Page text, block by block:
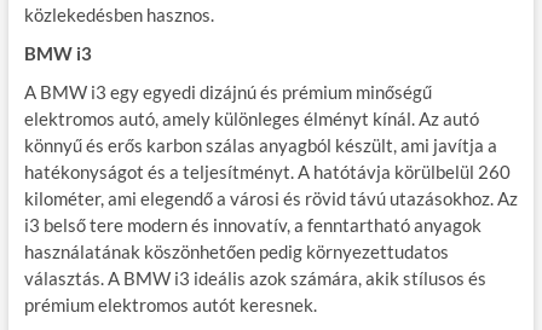
közlekedésben hasznos.
BMW i3
A BMW i3 egy egyedi dizájnú és prémium minőségű
elektromos autó, amely különleges élményt kínál. Az autó
könnyű és erős karbon szálas anyagból készült, ami javítja a
hatékonyságot és a teljesítményt. A hatótávja körülbelül 260
kilométer, ami elegendő a városi és rövid távú utazásokhoz. Az
i3 belső tere modern és innovatív, a fenntartható anyagok
használatának köszönhetően pedig környezettudatos
választás. A BMW i3 ideális azok számára, akik stílusos és
prémium elektromos autót keresnek.